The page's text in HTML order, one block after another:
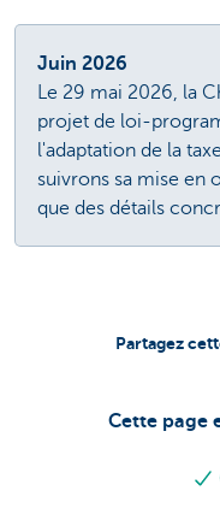
Juin 2026
Le 29 mai 2026, la
projet de loi-
l'adaptation de la
suivrons sa mise en
que des détails
Cette page
Partagez